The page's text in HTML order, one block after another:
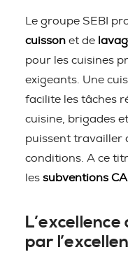
Le groupe SEBI
cuisson et de
pour les cuisines
exigeants. Une
facilite les tâches
cuisine, brigades
puissent travailler
conditions. A ce
les subventions
par